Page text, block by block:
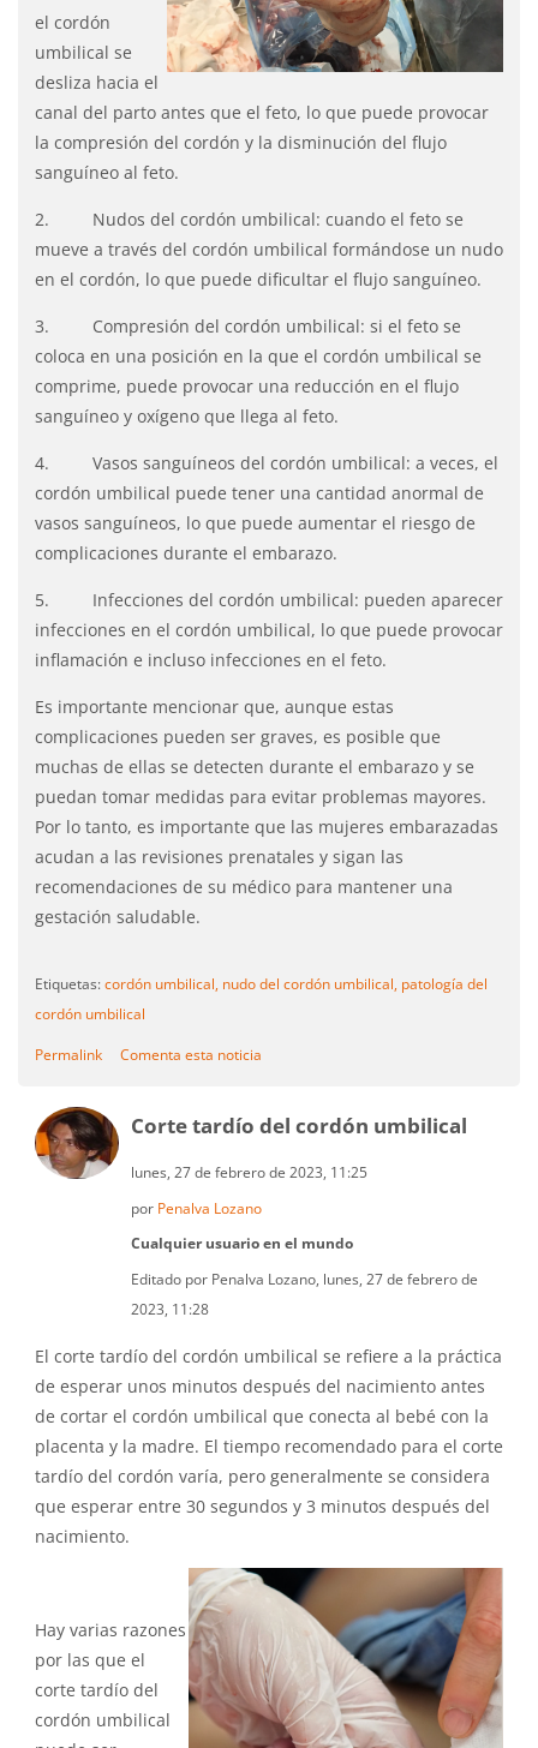
el cordón
umbilical se
desliza hacia el
canal del parto antes que el feto, lo que puede provocar
la compresión del cordón y la disminución del flujo
sanguíneo al feto.
2. Nudos del cordón umbilical: cuando el feto se
mueve a través del cordón umbilical formándose un nudo
en el cordón, lo que puede dificultar el flujo sanguíneo.
3. Compresión del cordón umbilical: si el feto se
coloca en una posición en la que el cordón umbilical se
comprime, puede provocar una reducción en el flujo
sanguíneo y oxígeno que llega al feto.
4. Vasos sanguíneos del cordón umbilical: a veces, el
cordón umbilical puede tener una cantidad anormal de
vasos sanguíneos, lo que puede aumentar el riesgo de
complicaciones durante el embarazo.
5. Infecciones del cordón umbilical: pueden aparecer
infecciones en el cordón umbilical, lo que puede provocar
inflamación e incluso infecciones en el feto.
Es importante mencionar que, aunque estas
complicaciones pueden ser graves, es posible que
muchas de ellas se detecten durante el embarazo y se
puedan tomar medidas para evitar problemas mayores.
Por lo tanto, es importante que las mujeres embarazadas
acudan a las revisiones prenatales y sigan las
recomendaciones de su médico para mantener una
gestación saludable.
Etiquetas:cordón umbilical, nudo del cordón umbilical, patología del
cordón umbilical
Permalink Comenta esta noticia
Corte tardío del cordón umbilical
lunes, 27 de febrero de 2023, 11:25
por Penalva Lozano
Cualquier usuario en el mundo
Editado por Penalva Lozano, lunes, 27 de febrero de
2023, 11:28
El corte tardío del cordón umbilical se refiere a la práctica
de esperar unos minutos después del nacimiento antes
de cortar el cordón umbilical que conecta al bebé con la
placenta y la madre. El tiempo recomendado para el corte
tardío del cordón varía, pero generalmente se considera
que esperar entre 30 segundos y 3 minutos después del
nacimiento.
Hay varias razones
por las que el
corte tardío del
cordón umbilical